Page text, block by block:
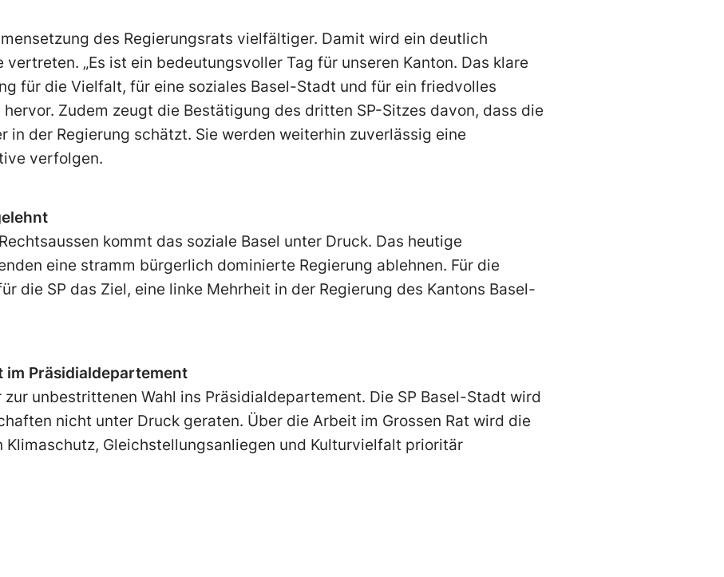
des Regierungsrats vielfältiger. Damit wird ein deutlich
„Es ist ein bedeutungsvoller Tag für unseren Kanton. Das klare
für die Vielfalt, für eine soziales Basel-Stadt und für ein friedvolles
Zudem zeugt die Bestätigung des dritten SP-Sitzes davon, dass die
der Regierung schätzt. Sie werden weiterhin zuverlässig eine
verfolgen.
kommt das soziale Basel unter Druck. Das heutige
eine stramm bürgerlich dominierte Regierung ablehnen. Für die
die SP das Ziel, eine linke Mehrheit in der Regierung des Kantons Basel-
Präsidialdepartement
unbestrittenen Wahl ins Präsidialdepartement. Die SP Basel-Stadt wird
nicht unter Druck geraten. Über die Arbeit im Grossen Rat wird die
Klimaschutz, Gleichstellungsanliegen und Kulturvielfalt prioritär